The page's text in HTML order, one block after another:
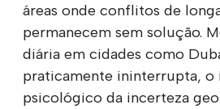
áreas onde conflitos de
permanecem sem solução.
diária em cidades como
praticamente ininterrupta, o
psicológico da incerteza